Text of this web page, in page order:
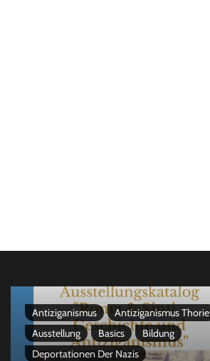
Antiziganismus
Antiziganismus Thorie
Ausstellung
Basics
Bildung
Deportationen Der Nazis